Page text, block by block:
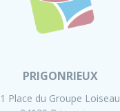
PRIGONRIEUX
1 Place du Groupe Loiseau